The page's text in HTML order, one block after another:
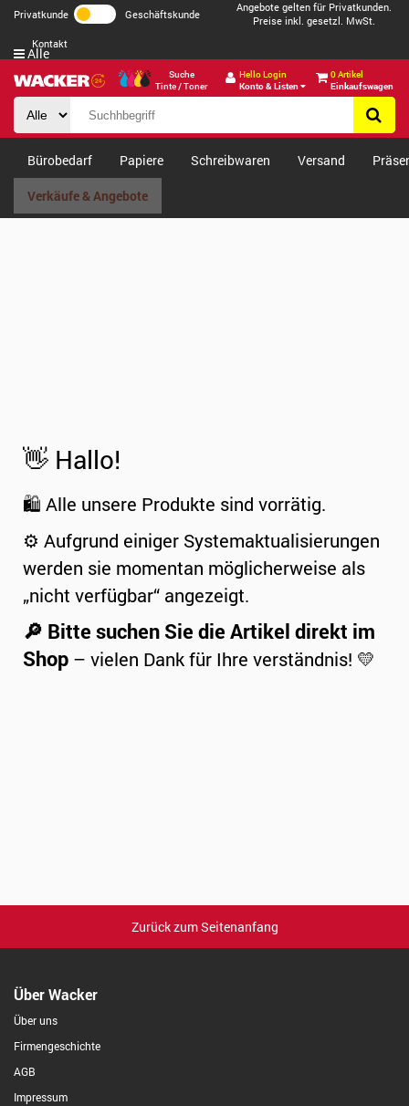
Privatkunde Geschäftskunde
Angebote gelten für Privatkunden.
Preise inkl. gesetzl. MwSt.
Kontakt
Suche
Tinte / Toner
Hello Login
Konto & Listen
0 Artikel
Einkaufswagen
Alle
Bürobedarf Papiere Schreibwaren Versand
Verkäufe & Angebote
👋 Hallo!
🛍️ Alle unsere Produkte sind vorrätig.
⚙️ Aufgrund einiger Systemaktualisierungen
werden sie momentan möglicherweise als
„nicht verfügbar“ angezeigt.
🔎 Bitte suchen Sie die Artikel direkt im
Shop – vielen Dank für Ihre verständnis! 💛
Zurück zum Seitenanfang
Über Wacker
Über uns
Firmengeschichte
AGB
Impressum